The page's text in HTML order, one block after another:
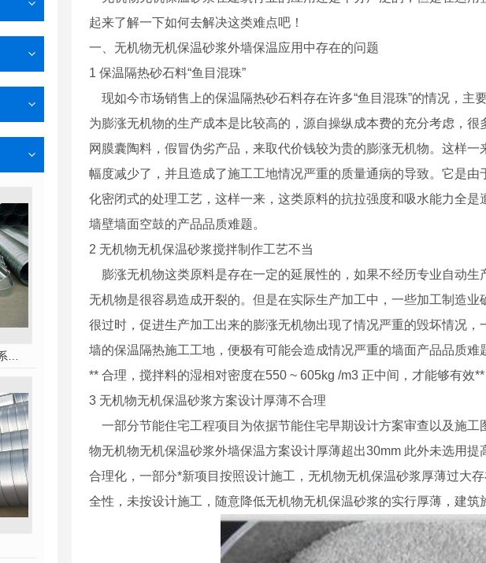
起来了解一下如何去解决这类难点吧！
一、无机物无机保温砂浆外墙保温应用中存在的问题
1 保温隔热砂石料“鱼目混珠”
现如今市场销售上的保温隔热砂石料存在许多“鱼目混珠”的情况，主
为膨涨无机物的生产成本是比较高的，源自操纵成本费的充分考虑，
网膜囊陶料，假冒伪劣产品，来取代价钱较为贵的膨涨无机物。这样
幅度减少了，并且造成了施工工地情况严重的质量通病的导致。它是
化密闭式的处理工艺，这样一来，这类原料的抗拉强度和吸水能力全
墙壁墙面空鼓的产品品质难题。
2 无机物无机保温砂浆搅拌制作工艺不当
膨涨无机物这类原料是存在一定的延展性的，如果不经历专业自动生
无机物是很容易造成开裂的。但是在实际生产加工中，一些加工制造
很过时，促进生产加工出来的膨涨无机物出现了情况严重的毁坏情况
墙的保温隔热施工工地，便极有可能会造成情况严重的墙面产品品质
** 合理，搅拌料的湿相对密度在550 ~ 605kg /m3 正中间，才能够有效
3 无机物无机保温砂浆方案设计厚薄不合理
一部分节能住宅工程项目为依据节能住宅早期设计方案审查以及施工
物无机物无机保温砂浆外墙保温方案设计厚薄超出30mm 此外未选用
合理化，一部分*新项目按照设计施工，无机物无机保温砂浆厚薄过大
全性，未按设计施工，随意降低无机物无机保温砂浆的实行厚薄，建筑